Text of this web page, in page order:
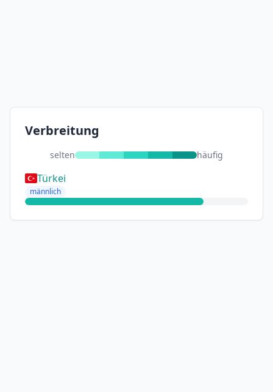
Verbreitung
selten häufig
Türkei
männlich